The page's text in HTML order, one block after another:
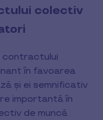
colectiv
contractului
în favoarea
și ei semnificativ
importantă în
de muncă